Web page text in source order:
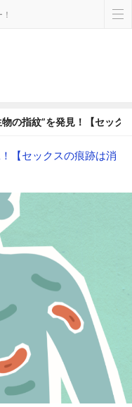
の指紋”を発見！【セック
【セックスの痕跡は消